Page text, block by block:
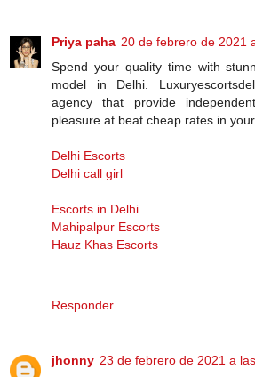
Priya paha 20 de febrero de 2021
Spend your quality time with
model in Delhi.
agency that provide
pleasure at beat cheap rates in
Delhi Escorts
Delhi call girl
Escorts in Delhi
Mahipalpur Escorts
Hauz Khas Escorts
Responder
jhonny 23 de febrero de 2021 a